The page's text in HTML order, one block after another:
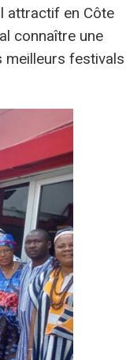
attractif en Côte
connaître une
meilleurs festivals